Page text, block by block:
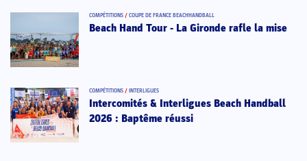
COMPÉTITIONS / COUPE DE FRANCE BEACHHANDBALL
Beach Hand Tour - La Gironde rafle la mise
COMPÉTITIONS / INTERLIGUES
Intercomités & Interligues Beach Handball
2026 : Baptême réussi